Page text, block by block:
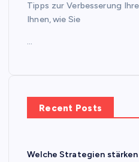
Tipps zur Verbesserung
Ihnen, wie Sie
…
Recent Posts
Welche Strategien stärken